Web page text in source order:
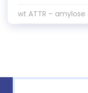
wt ATTR –